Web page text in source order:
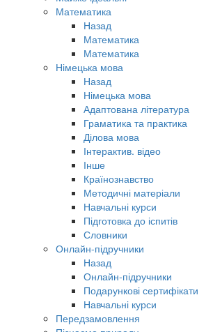
Математика
Назад
Математика
Математика
Німецька мова
Назад
Німецька мова
Адаптована література
Граматика та практика
Ділова мова
Інтерактив. відео
Інше
Країнознавство
Методичні матеріали
Навчальні курси
Підготовка до іспитів
Словники
Онлайн-підручники
Назад
Онлайн-підручники
Подарункові сертифікати
Навчальні курси
Передзамовлення